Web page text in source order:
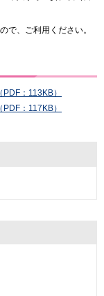
で、ご利用ください。
：113KB）
：117KB）